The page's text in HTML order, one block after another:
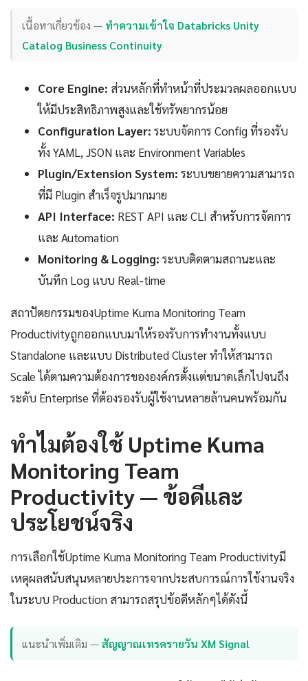
เนื้อหาเกี่ยวข้อง — ทำความเข้าใจ Databricks Unity
Catalog Business Continuity
Core Engine: ส่วนหลักที่ทำหน้าที่ประมวลผลออกแบบ
ให้มีประสิทธิภาพสูงและใช้ทรัพยากรน้อย
Configuration Layer: ระบบจัดการ Config ที่รองรับ
ทั้ง YAML, JSON และ Environment Variables
Plugin/Extension System: ระบบขยายความสามารถ
ที่มี Plugin สำเร็จรูปมากมาย
API Interface: REST API และ CLI สำหรับการจัดการ
และ Automation
Monitoring & Logging: ระบบติดตามสถานะและ
บันทึก Log แบบ Real-time
สถาปัตยกรรมของUptime Kuma Monitoring Team
Productivityถูกออกแบบมาให้รองรับการทำงานทั้งแบบ
Standalone และแบบ Distributed Cluster ทำให้สามารถ
Scale ได้ตามความต้องการขององค์กรตั้งแต่ขนาดเล็กไปจนถึง
ระดับ Enterprise ที่ต้องรองรับผู้ใช้งานหลายล้านคนพร้อมกัน
ทำไมต้องใช้ Uptime Kuma
Monitoring Team
Productivity — ข้อดีและ
ประโยชน์จริง
การเลือกใช้Uptime Kuma Monitoring Team Productivityมี
เหตุผลสนับสนุนหลายประการจากประสบการณ์การใช้งานจริง
ในระบบ Production สามารถสรุปข้อดีหลักๆได้ดังนี้
แนะนำเพิ่มเติม —สัญญาณเทรดรายวัน XM Signal